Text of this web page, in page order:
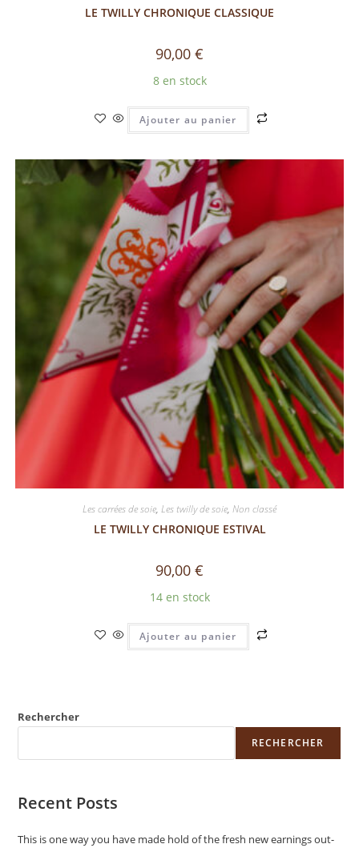
LE TWILLY CHRONIQUE CLASSIQUE
90,00 €
8 en stock
Ajouter au panier
Les carrées de soie, Les twilly de soie, Non classé
LE TWILLY CHRONIQUE ESTIVAL
90,00 €
14 en stock
Ajouter au panier
Rechercher
RECHERCHER
Recent Posts
This is one way you have made hold of the fresh new earnings out-